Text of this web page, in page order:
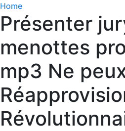
Home
Présenter
menottes
mp3 Ne